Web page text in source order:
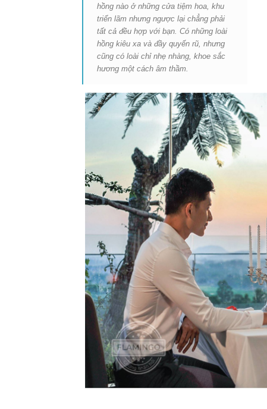
hồng nào ở những cửa tiệm hoa, khu
triển lãm nhưng ngược lại chẳng phải
tất cả đều hợp với bạn. Có những loài
hồng kiêu xa và đầy quyến rũ, nhưng
cũng có loài chỉ nhẹ nhàng, khoe sắc
hương một cách âm thầm.